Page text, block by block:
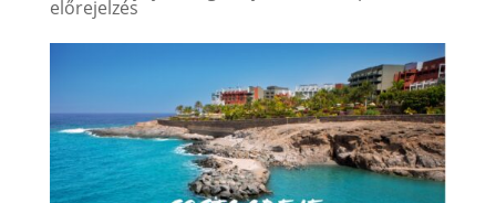
előrejelzés